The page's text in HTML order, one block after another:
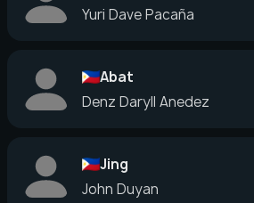
Yuri Dave Pacaña
Abat
Denz Daryll Anedez
Jing
John Duyan